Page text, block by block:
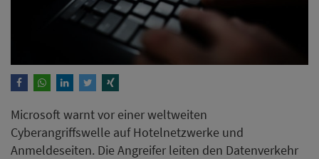
Microsoft warnt vor einer weltweiten
Cyberangriffswelle auf Hotelnetzwerke und
Anmeldeseiten. Die Angreifer leiten den Datenverkehr